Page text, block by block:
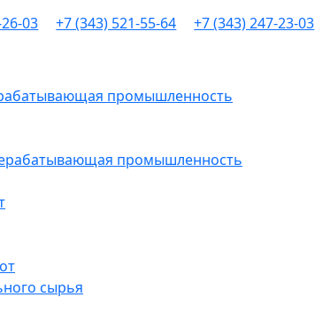
промышленность
сырья
03 +7 (343) 521-55-64 +7 (343) 247-23-03
промышленность